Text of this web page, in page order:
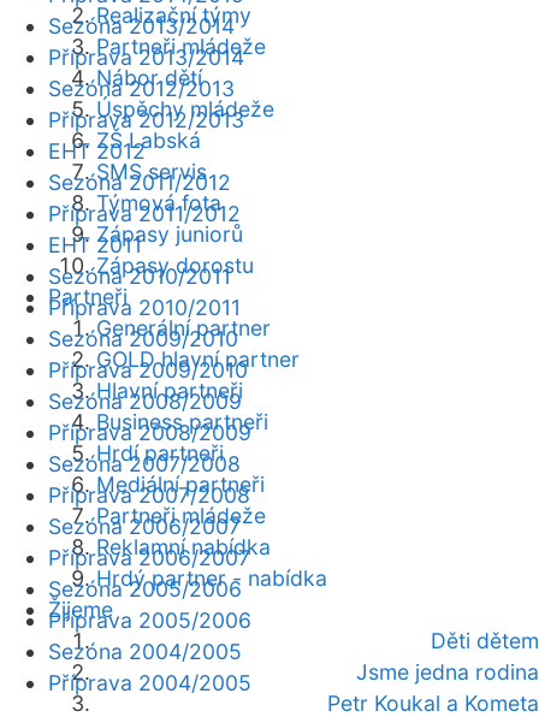
Realizační týmy
Partneři mládeže
Nábor dětí
Úspěchy mládeže
ZŠ Labská
SMS servis
Týmová fota
Zápasy juniorů
Zápasy dorostu
Partneři
Generální partner
GOLD hlavní partner
Hlavní partneři
Business partneři
Hrdí partneři
Mediální partneři
Partneři mládeže
Reklamní nabídka
Hrdý partner - nabídka
Žijeme
Děti dětem
Jsme jedna rodina
Petr Koukal a Kometa
Sezóna 2013/2014
Příprava 2013/2014
Sezóna 2012/2013
Příprava 2012/2013
EHT 2012
Sezóna 2011/2012
Příprava 2011/2012
EHT 2011
Sezóna 2010/2011
Příprava 2010/2011
Sezóna 2009/2010
Příprava 2009/2010
Sezóna 2008/2009
Příprava 2008/2009
Sezóna 2007/2008
Příprava 2007/2008
Sezóna 2006/2007
Příprava 2006/2007
Sezóna 2005/2006
Příprava 2005/2006
Sezóna 2004/2005
Příprava 2004/2005